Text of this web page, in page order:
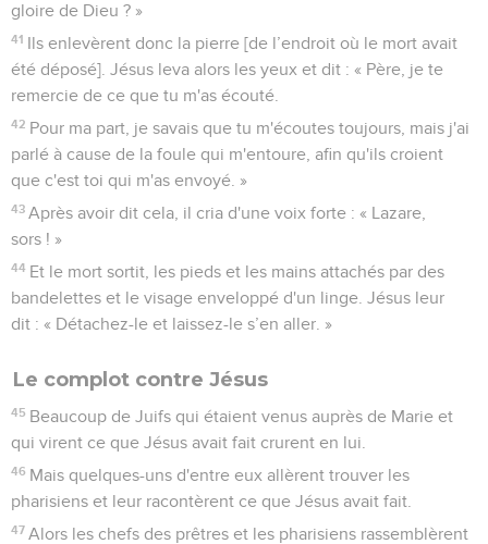
gloire de Dieu ? »
41 Ils enlevèrent donc la pierre [de l’endroit où le mort avait
été déposé]. Jésus leva alors les yeux et dit : « Père, je te
remercie de ce que tu m'as écouté.
42 Pour ma part, je savais que tu m'écoutes toujours, mais j'ai
parlé à cause de la foule qui m'entoure, afin qu'ils croient
que c'est toi qui m'as envoyé. »
43 Après avoir dit cela, il cria d'une voix forte : « Lazare,
sors ! »
44 Et le mort sortit, les pieds et les mains attachés par des
bandelettes et le visage enveloppé d'un linge. Jésus leur
dit : « Détachez-le et laissez-le s’en aller. »
Le complot contre Jésus
45 Beaucoup de Juifs qui étaient venus auprès de Marie et
qui virent ce que Jésus avait fait crurent en lui.
46 Mais quelques-uns d'entre eux allèrent trouver les
pharisiens et leur racontèrent ce que Jésus avait fait.
47 Alors les chefs des prêtres et les pharisiens rassemblèrent